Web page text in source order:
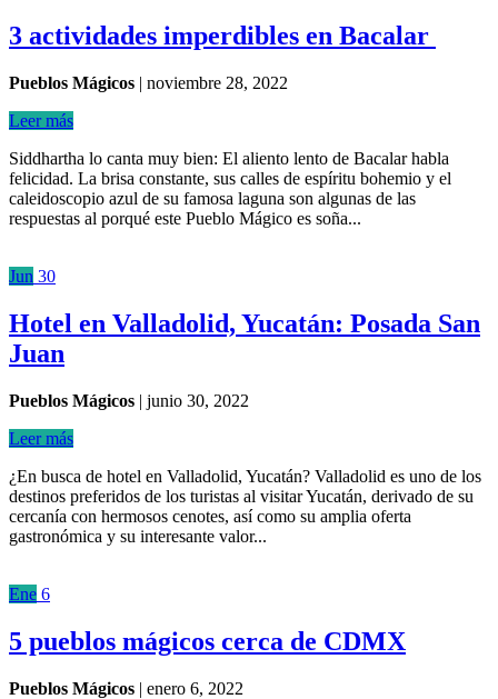
3 actividades imperdibles en Bacalar
Pueblos Mágicos | noviembre 28, 2022
Leer más
Siddhartha lo canta muy bien: El aliento lento de Bacalar habla
felicidad. La brisa constante, sus calles de espíritu bohemio y el
caleidoscopio azul de su famosa laguna son algunas de las
respuestas al porqué este Pueblo Mágico es soña...
Jun 30
Hotel en Valladolid, Yucatán: Posada San
Juan
Pueblos Mágicos | junio 30, 2022
Leer más
¿En busca de hotel en Valladolid, Yucatán? Valladolid es uno de los
destinos preferidos de los turistas al visitar Yucatán, derivado de su
cercanía con hermosos cenotes, así como su amplia oferta
gastronómica y su interesante valor...
Ene 6
5 pueblos mágicos cerca de CDMX
Pueblos Mágicos | enero 6, 2022